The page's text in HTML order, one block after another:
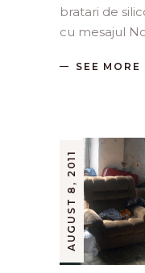
bratari de
cu mesajul
SEE MORE
AUGUST 8, 2011